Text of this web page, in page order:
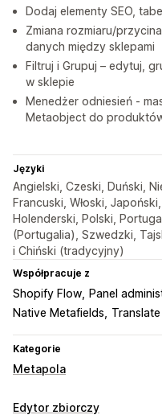
Dodaj elementy SEO,
Zmiana rozmiaru/
danych między sklepami
Filtruj i Grupuj – edytuj,
w sklepie
Menedżer odniesień -
Metaobject do
Języki
Angielski, Czeski, Duński,
Francuski, Włoski,
Holenderski, Polski,
(Portugalia), Szwedzki,
i Chiński (tradycyjny)
Współpracuje z
Shopify Flow Panel
Native Metafields
Kategorie
Metapola
Typy metapól
Edytor zbiorczy